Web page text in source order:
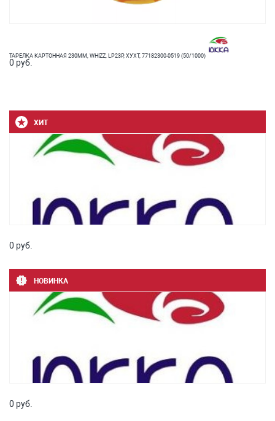
ТАРЕЛКА КАРТОННАЯ 230ММ, WHIZZ, LP23P, ХУХТ, 77182300-0519 (50/1000)
0 руб.
ХИТ
0 руб.
НОВИНКА
0 руб.